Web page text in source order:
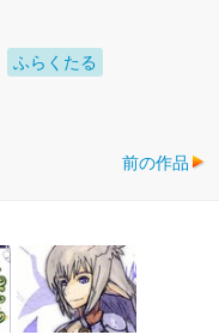
ふらくたる
前の作品